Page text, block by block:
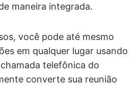
maneira integrada.
você pode até mesmo
em qualquer lugar usando
telefônica do
converte sua reunião